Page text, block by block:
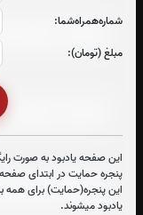
شماره‌همراه‌شما:
مبلغ (تومان):
این صفحه یادبود به صورت
پنجره حمایت در ابتدای
این پنجره(حمایت) برای
یادبود میشوند.